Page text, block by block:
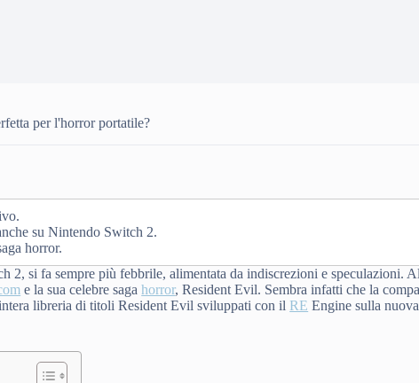
per l'horror portatile?
su Nintendo Switch 2.
horror.
2, si fa sempre più febbrile, alimentata da indiscrezioni e speculazioni. Al
e la sua celebre sagahorror, Resident Evil. Sembra infatti che la
libreria di titoli Resident Evil sviluppati con ilRE Engine sulla nuova